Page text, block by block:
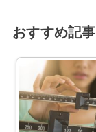
おすすめ記事